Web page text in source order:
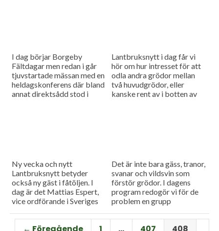
I dag börjar Borgeby
Fältdagar men redan i går
tjuvstartade mässan med en
heldagskonferens där bland
annat direktsådd stod i
Lantbruksnytt i dag får vi
hör om hur intresset för att
odla andra grödor mellan
två huvudgrödor, eller
kanske rent av i botten av
Ny vecka och nytt
Lantbruksnytt betyder
också ny gäst i fåtöljen. I
dag är det Mattias Espert,
vice ordförande i Sveriges
utfrågad i
Måndagsintervjun.
Det är inte bara gäss, tranor,
svanar och vildsvin som
förstör grödor. I dagens
program redogör vi för de
problem en grupp
Och så finns det stora...
← Föregående 1 … 407
408